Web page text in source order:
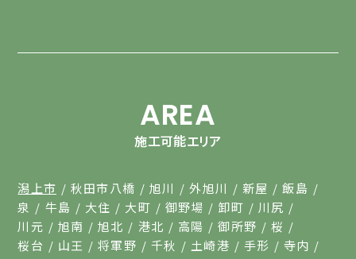
AREA
施工可能エリア
潟上市 秋田市八橋 旭川 外旭川 新屋
飯島
泉
牛島 大住 大町 御野場 卸町
川尻
川元
旭南 旭北 港北 高陽 御所野
桜
桜台
山王 将軍野 千秋 土崎港 手形
寺内